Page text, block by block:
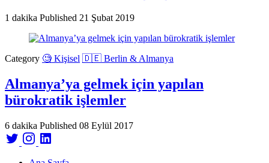
1 dakika Published 21 Şubat 2019
Category 🧐 Kişisel 🇩🇪 Berlin & Almanya
Almanya’ya gelmek için yapılan
bürokratik işlemler
6 dakika Published 08 Eylül 2017